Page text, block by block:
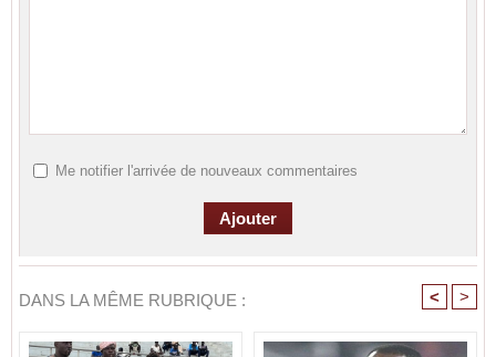
Me notifier l'arrivée de nouveaux commentaires
DANS LA MÊME RUBRIQUE : < >